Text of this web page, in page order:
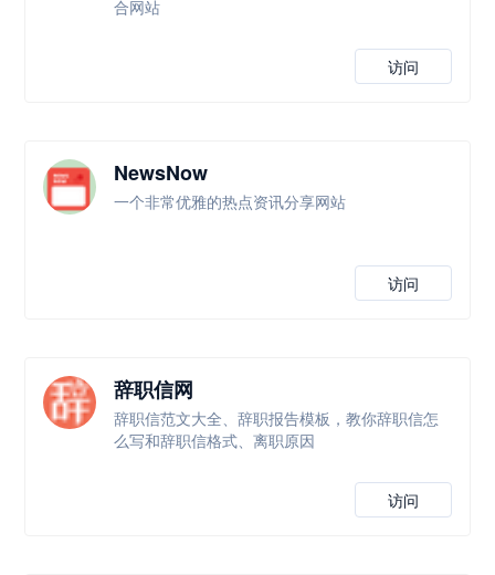
合网站
访问
NewsNow
一个非常优雅的热点资讯分享网站
访问
辞职信网
辞职信范文大全、辞职报告模板，教你辞职信怎
么写和辞职信格式、离职原因
访问